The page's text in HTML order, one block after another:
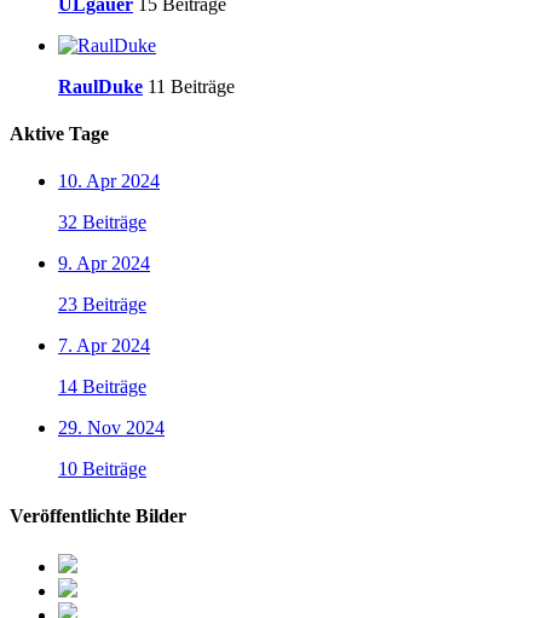
RaulDuke 11 Beiträge
Aktive Tage
10. Apr 2024
32 Beiträge
9. Apr 2024
23 Beiträge
7. Apr 2024
14 Beiträge
29. Nov 2024
10 Beiträge
Veröffentlichte Bilder